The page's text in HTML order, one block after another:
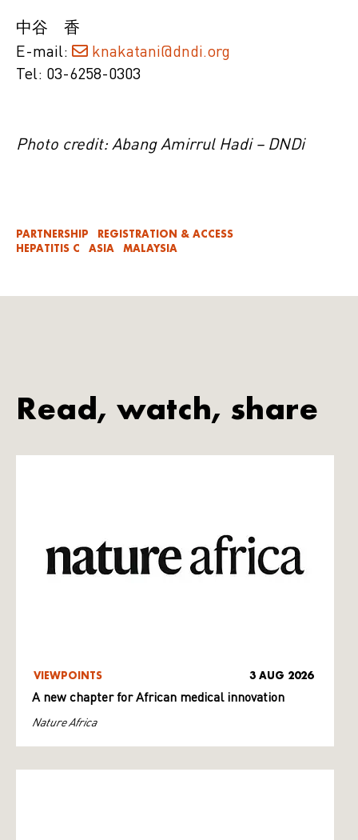
中谷 香
E-mail:
knakatani@dndi.org
Tel: 03-6258-0303
Photo credit: Abang Amirrul Hadi – DNDi
PARTNERSHIP
REGISTRATION & ACCESS
HEPATITIS C
ASIA MALAYSIA
Read, watch, share
VIEWPOINTS 3 AUG 2026
A new chapter for African medical innovation
Nature Africa